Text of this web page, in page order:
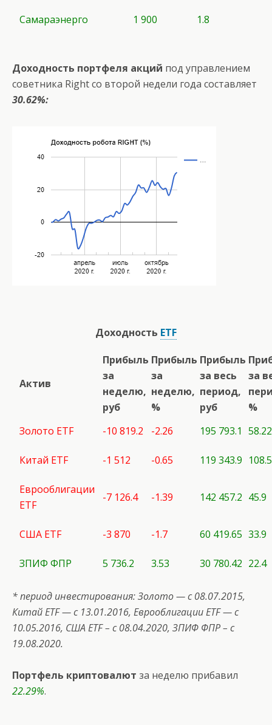
Самараэнерго 1 900 1.8
Доходность портфеля акций под управлением
советника Right со второй недели года составляет
30.62%:
Доходность ETF
Актив
Прибыль
за
неделю,
руб
Прибыль
за
неделю,
%
Прибыль
за весь
период,
руб
за
%
Золото ETF
-10 819.2 -2.26 195 793.1 58.22
Китай ETF -1 512 -0.65 119 343.9
Еврооблигации
ETF
-7 126.4 -1.39 142 457.2 45.9
США ETF -3 870 -1.7 60 419.65 33.9
ЗПИФ ФПР 5 736.2 3.53 30 780.42 22.4
* период инвестирования: Золото — с 08.07.2015,
Китай ETF — с 13.01.2016, Еврооблигации ETF — c
10.05.2016, США ETF– с 08.04.2020, ЗПИФ ФПР – с
19.08.2020.
Портфель криптовалют за неделю прибавил
22.29%.